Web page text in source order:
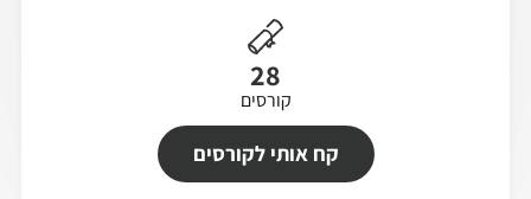
28
קורסים
קח אותי לקורסים